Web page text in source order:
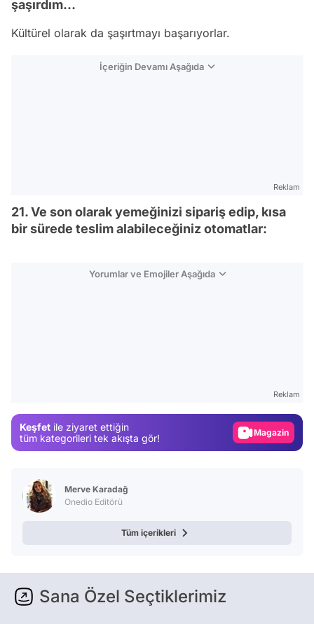
şaşırdım...
Kültürel olarak da şaşırtmayı başarıyorlar.
İçeriğin Devamı Aşağıda
Reklam
21. Ve son olarak yemeğinizi sipariş edip, kısa
bir sürede teslim alabileceğiniz otomatlar:
Yorumlar ve Emojiler Aşağıda
Reklam
Keşfet ile ziyaret ettiğin
tüm kategorileri tek akışta gör!
Magazin
Merve Karadağ
Onedio Editörü
Tüm içerikleri
Sana Özel Seçtiklerimiz